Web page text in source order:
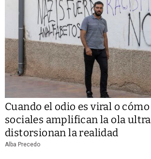
Cuando el odio es viral o
sociales amplifican la ola
distorsionan la realidad
Alba Precedo